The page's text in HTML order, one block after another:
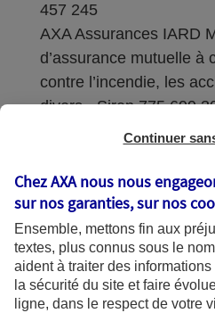
457 245
AXA Assurances IARD
d’assurance mutuelle à
contre l’incendie, les
divers - Siren 775 699
Sièges sociaux : 313
Coordonnées de
prudentiel et de
Place de Budapest -
Paris Cedex 09. Le
recours et de
Continuer
Chez AXA nous nous
sur nos garanties, sur nos
Ensemble, mettons fin aux
textes, plus connus sous le
aident à traiter des
la sécurité du site et faire
ligne, dans le respect de votre